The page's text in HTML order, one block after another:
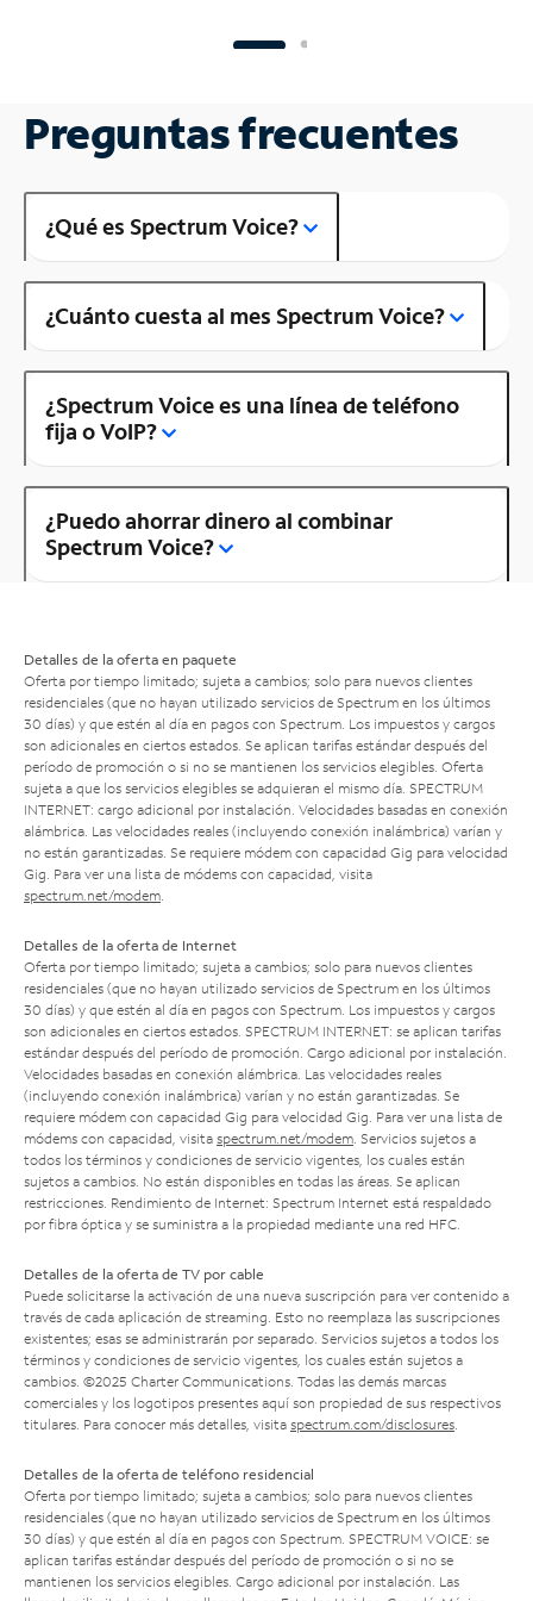
Preguntas frecuentes
¿Qué es Spectrum Voice?
¿Cuánto cuesta al mes Spectrum Voice?
¿Spectrum Voice es una línea de teléfono
fija o VoIP?
¿Puedo ahorrar dinero al combinar
Spectrum Voice?
Detalles de la oferta en paquete
Oferta por tiempo limitado; sujeta a cambios; solo para nuevos clientes
residenciales (que no hayan utilizado servicios de Spectrum en los últimos
30 días) y que estén al día en pagos con Spectrum. Los impuestos y cargos
son adicionales en ciertos estados. Se aplican tarifas estándar después del
período de promoción o si no se mantienen los servicios elegibles. Oferta
sujeta a que los servicios elegibles se adquieran el mismo día. SPECTRUM
INTERNET: cargo adicional por instalación. Velocidades basadas en conexión
alámbrica. Las velocidades reales (incluyendo conexión inalámbrica) varían y
no están garantizadas. Se requiere módem con capacidad Gig para velocidad
Gig. Para ver una lista de módems con capacidad, visita
spectrum.net/modem
Detalles de la oferta de Internet
Oferta por tiempo limitado; sujeta a cambios; solo para nuevos clientes
residenciales (que no hayan utilizado servicios de Spectrum en los últimos
30 días) y que estén al día en pagos con Spectrum. Los impuestos y cargos
son adicionales en ciertos estados. SPECTRUM INTERNET: se aplican tarifas
estándar después del período de promoción. Cargo adicional por instalación.
Velocidades basadas en conexión alámbrica. Las velocidades reales
(incluyendo conexión inalámbrica) varían y no están garantizadas. Se
requiere módem con capacidad Gig para velocidad Gig. Para ver una lista de
módems con capacidad, visita spectrum.net/modem . Servicios sujetos a
todos los términos y condiciones de servicio vigentes, los cuales están
sujetos a cambios. No están disponibles en todas las áreas. Se aplican
restricciones. Rendimiento de Internet: Spectrum Internet está respaldado
por fibra óptica y se suministra a la propiedad mediante una red HFC.
Detalles de la oferta de TV por cable
Puede solicitarse la activación de una nueva suscripción para ver contenido a
través de cada aplicación de streaming. Esto no reemplaza las suscripciones
existentes; esas se administrarán por separado. Servicios sujetos a todos los
términos y condiciones de servicio vigentes, los cuales están sujetos a
cambios. ©2025 Charter Communications. Todas las demás marcas
comerciales y los logotipos presentes aquí son propiedad de sus respectivos
titulares. Para conocer más detalles, visita spectrum.com/disclosures
Detalles de la oferta de teléfono residencial
Oferta por tiempo limitado; sujeta a cambios; solo para nuevos clientes
residenciales (que no hayan utilizado servicios de Spectrum en los últimos
30 días) y que estén al día en pagos con Spectrum. SPECTRUM VOICE: se
aplican tarifas estándar después del período de promoción o si no se
mantienen los servicios elegibles. Cargo adicional por instalación. Las